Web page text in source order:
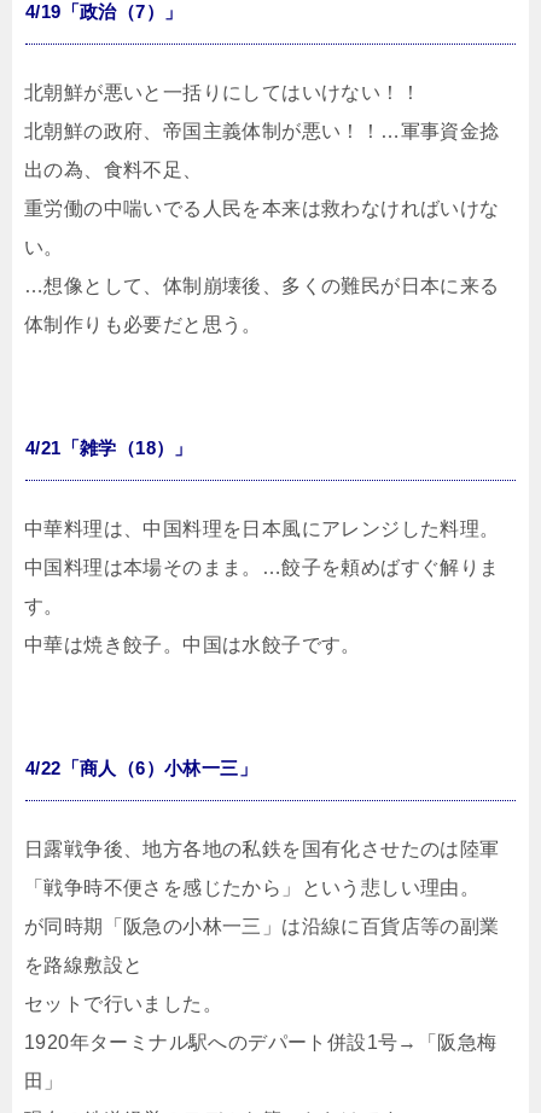
4/19「政治（7）」
北朝鮮が悪いと一括りにしてはいけない！！
北朝鮮の政府、帝国主義体制が悪い！！…軍事資金捻
出の為、食料不足、
重労働の中喘いでる人民を本来は救わなければいけな
い。
…想像として、体制崩壊後、多くの難民が日本に来る
体制作りも必要だと思う。
4/21「雑学（18）」
中華料理は、中国料理を日本風にアレンジした料理。
中国料理は本場そのまま。…餃子を頼めばすぐ解りま
す。
中華は焼き餃子。中国は水餃子です。
4/22「商人（6）小林一三」
日露戦争後、地方各地の私鉄を国有化させたのは陸軍
「戦争時不便さを感じたから」という悲しい理由。
が同時期「阪急の小林一三」は沿線に百貨店等の副業
を路線敷設と
セットで行いました。
1920年ターミナル駅へのデパート併設1号→「阪急梅
田」